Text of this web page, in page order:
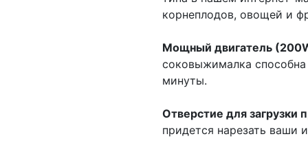
корнеплодов, овощей и
Мощный двигатель
соковыжималка
минуты.
Отверстие для загрузки
придется нарезать ваши